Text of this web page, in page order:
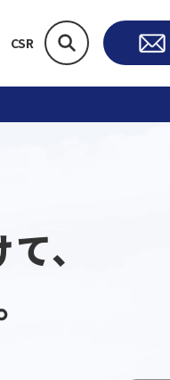
CSR
、